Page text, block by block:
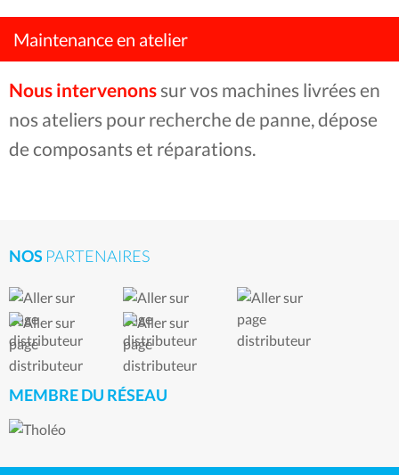
Maintenance en atelier
Nous intervenons sur vos machines livrées en
nos ateliers pour recherche de panne, dépose
de composants et réparations.
NOS PARTENAIRES
MEMBRE DU RÉSEAU